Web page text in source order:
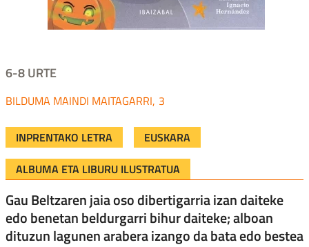
6-8 URTE
MAINDI MAITAGARRI 3
INPRENTAKO LETRA
EUSKARA
ALBUMA ETA LIBURU ILUSTRATUA
Gau Beltzaren jaia oso dibertigarria izan daiteke
edo benetan beldurgarri bihur daiteke; alboan
dituzun lagunen arabera izango da bata edo bestea